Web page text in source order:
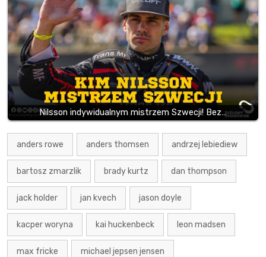
Nilsson indywidualnym mistrzem Szwecji! Bez…
anders rowe anders thomsen andrzej lebiediew
bartosz zmarzlik brady kurtz dan thompson
jack holder jan kvech jason doyle
kacper woryna kai huckenbeck leon madsen
max fricke michael jepsen jensen